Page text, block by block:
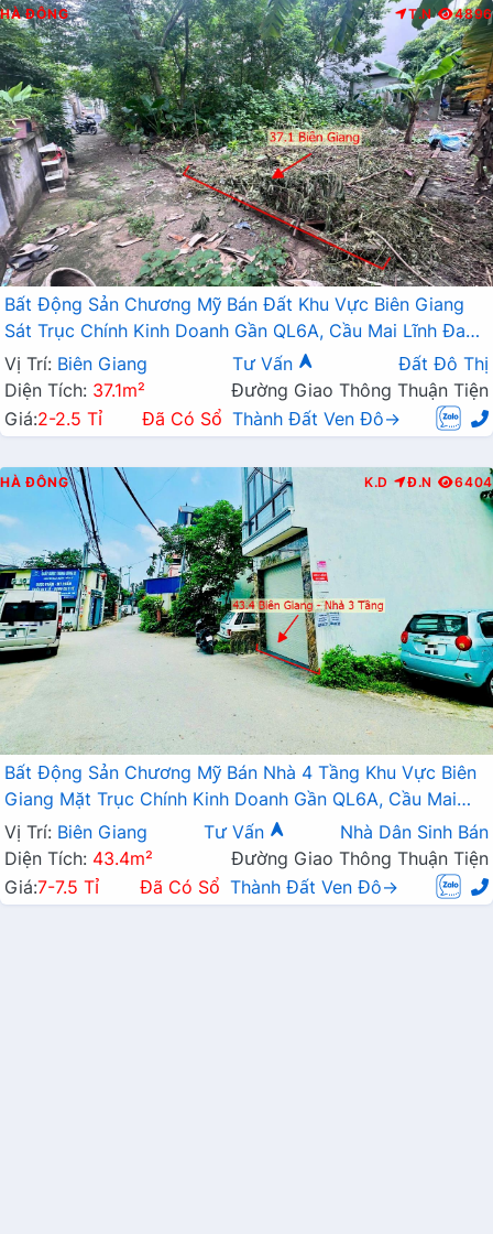
HÀ ĐÔNG T.N 4896
Bất Động Sản Chương Mỹ Bán Đất Khu Vực Biên Giang
Sát Trục Chính Kinh Doanh Gần QL6A, Cầu Mai Lĩnh Đang
Mở Rộng
Vị Trí: Biên Giang Tư Vấn
Đất Đô Thị
Diện Tích: 37.1m²
Đường Giao Thông Thuận Tiện
Giá:2-2.5 Tỉ Đã Có Sổ Thành Đất Ven Đô→
HÀ ĐÔNG K.D Đ.N 6404
Bất Động Sản Chương Mỹ Bán Nhà 4 Tầng Khu Vực Biên
Giang Mặt Trục Chính Kinh Doanh Gần QL6A, Cầu Mai
Lĩnh Đang Mở Rộng
Vị Trí: Biên Giang Tư Vấn
Nhà Dân Sinh Bán
Diện Tích: 43.4m²
Đường Giao Thông Thuận Tiện
Giá:7-7.5 Tỉ Đã Có Sổ Thành Đất Ven Đô→